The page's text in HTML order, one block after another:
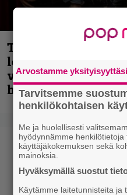
Thrash ’n’ roll -
levyjulkaisua
videolla – ”Oltiin
helvetin
Arvostamme yksityisyyttäsi
Tarvitsemme
henkilökohtaisen
Me ja huolellisesti
hyödynnämme
käyttäjäkokemuksen sekä
mainoksia.
Hyväksymällä suostut
Käytämme laitetunnisteita ja